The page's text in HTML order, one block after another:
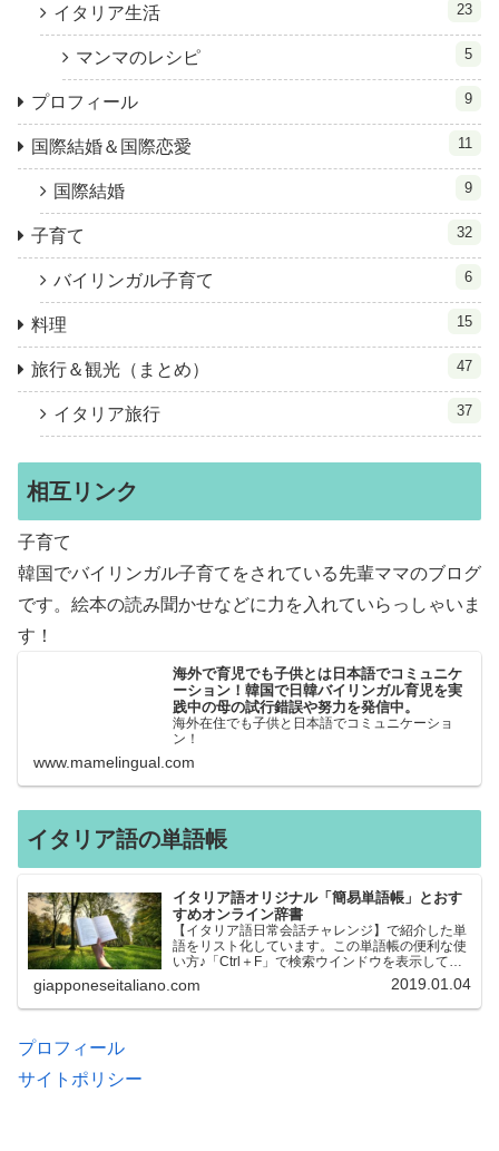
イタリア生活 23
マンマのレシピ 5
プロフィール 9
国際結婚＆国際恋愛 11
国際結婚 9
子育て 32
バイリンガル子育て 6
料理 15
旅行＆観光（まとめ） 47
イタリア旅行 37
相互リンク
子育て
韓国でバイリンガル子育てをされている先輩ママのブログ
です。絵本の読み聞かせなどに力を入れていらっしゃいま
す！
海外で育児でも子供とは日本語でコミュニケ
ーション！韓国で日韓バイリンガル育児を実
践中の母の試行錯誤や努力を発信中。
海外在住でも子供と日本語でコミュニケーショ
ン！
www.mamelingual.com
イタリア語の単語帳
イタリア語オリジナル「簡易単語帳」とおす
すめオンライン辞書
【イタリア語日常会話チャレンジ】で紹介した単
語をリスト化しています。この単語帳の便利な使
い方♪「Ctrl＋F」で検索ウインドウを表示して、
知りたい単語を探すことができます。イタリア語
→日本語、日本語→イタリア語 どちらでも検索
できるので、良…
giapponeseitaliano.com 2019.01.04
プロフィール
サイトポリシー